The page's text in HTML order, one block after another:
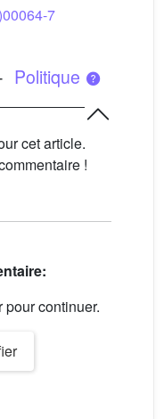
7
Politique
cet article.
!
continuer.